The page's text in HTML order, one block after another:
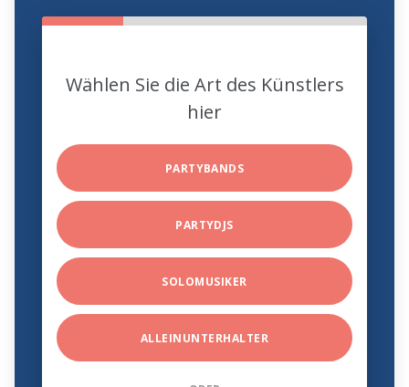
Wählen Sie die Art des Künstlers
hier
PARTYBANDS
PARTYDJS
SOLOMUSIKER
ALLEINUNTERHALTER